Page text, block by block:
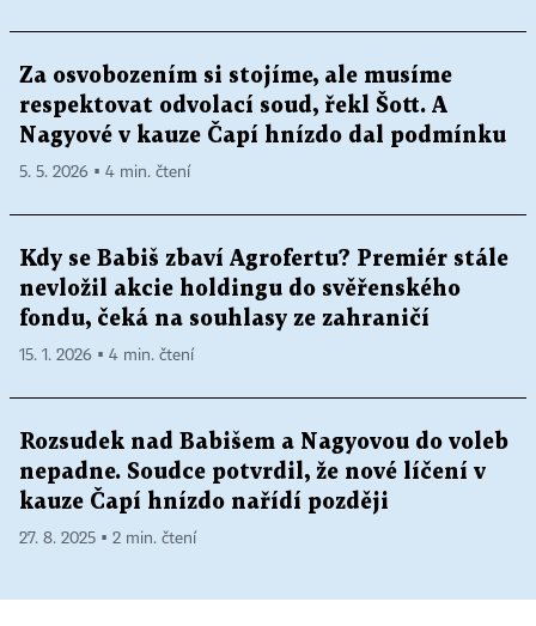
Za osvobozením si stojíme, ale musíme
respektovat odvolací soud, řekl Šott. A
Nagyové v kauze Čapí hnízdo dal podmínku
5. 5. 2026 ▪ 4 min. čtení
Kdy se Babiš zbaví Agrofertu? Premiér stále
nevložil akcie holdingu do svěřenského
fondu, čeká na souhlasy ze zahraničí
15. 1. 2026 ▪ 4 min. čtení
Rozsudek nad Babišem a Nagyovou do voleb
nepadne. Soudce potvrdil, že nové líčení v
kauze Čapí hnízdo nařídí později
27. 8. 2025 ▪ 2 min. čtení